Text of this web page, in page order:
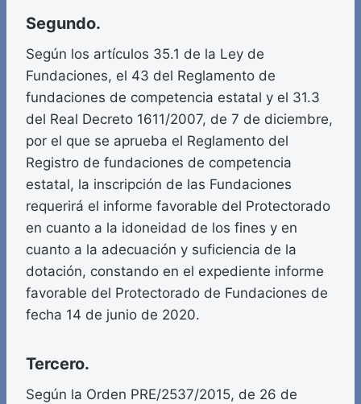
Segundo.
Según los artículos 35.1 de la Ley de
Fundaciones, el 43 del Reglamento de
fundaciones de competencia estatal y el 31.3
del Real Decreto 1611/2007, de 7 de diciembre,
por el que se aprueba el Reglamento del
Registro de fundaciones de competencia
estatal, la inscripción de las Fundaciones
requerirá el informe favorable del Protectorado
en cuanto a la idoneidad de los fines y en
cuanto a la adecuación y suficiencia de la
dotación, constando en el expediente informe
favorable del Protectorado de Fundaciones de
fecha 14 de junio de 2020.
Tercero.
Según la Orden PRE/2537/2015, de 26 de